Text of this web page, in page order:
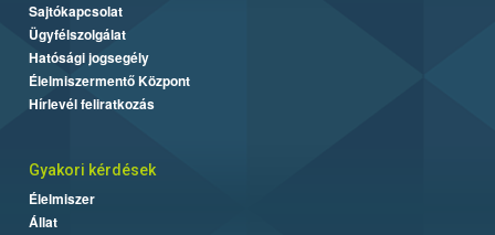
Sajtókapcsolat
Ügyfélszolgálat
Hatósági jogsegély
Élelmiszermentő Központ
Hírlevél feliratkozás
Gyakori kérdések
Élelmiszer
Állat